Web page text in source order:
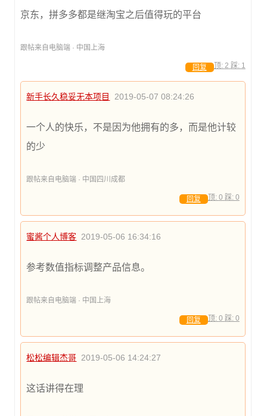
京东，拼多多都是继淘宝之后值得玩的平台
跟帖来自电脑端 · 中国上海
顶: 2 踩: 1
回复
新手长久稳妥无本项目 2019-05-07 08:24:26
一个人的快乐，不是因为他拥有的多，而是他计较
的少
跟帖来自电脑端 · 中国四川成都
顶: 0 踩: 0
回复
蜜酱个人博客 2019-05-06 16:34:16
参考数值指标调整产品信息。
跟帖来自电脑端 · 中国上海
顶: 0 踩: 0
回复
松松编辑杰哥 2019-05-06 14:24:27
这话讲得在理